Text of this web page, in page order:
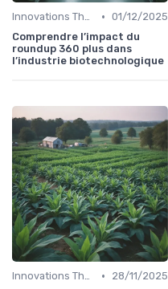
Innovations Thérapeutiques • 01/12/2025
Comprendre l’impact du
roundup 360 plus dans
l’industrie biotechnologique
Innovations Thérapeutiques •
28/11/2025